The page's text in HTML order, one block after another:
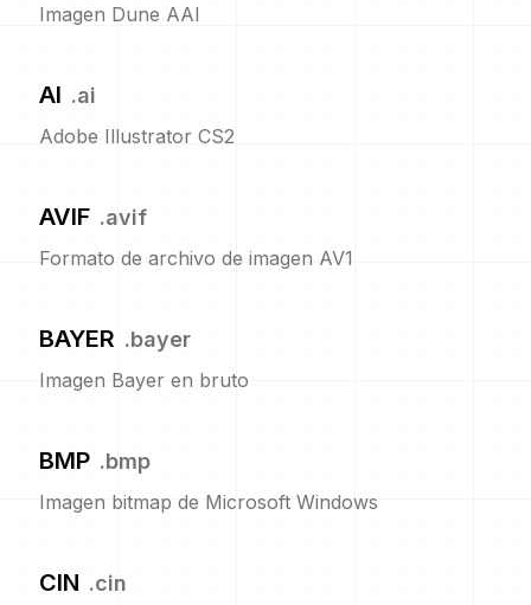
Imagen Dune AAI
AI .ai
Adobe Illustrator CS2
AVIF .avif
Formato de archivo de imagen AV1
BAYER .bayer
Imagen Bayer en bruto
BMP .bmp
Imagen bitmap de Microsoft Windows
CIN .cin